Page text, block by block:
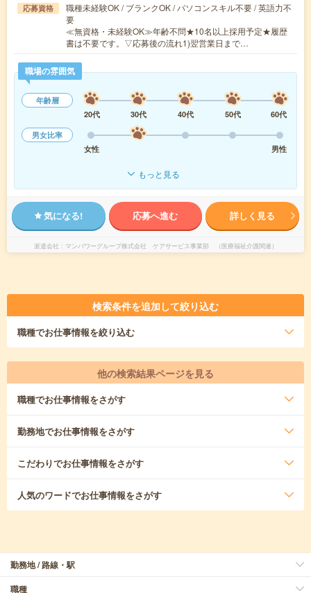
応募資格
職種未経験OK / ブランクOK / パソコンスキル不要 / 英語力不
要
≪無資格・未経験OK≫年齢不問★10名以上採用予定★履歴
書は不要です。▽応募後の流れ1)翌営業日まで…
職場の雰囲気
年齢層
20代
30代 40代 50代
60代
男女比率
女性
男性
もっと見る
気になる! 応募へ進む 詳しく見る
派遣会社 マンパワーグループ株式会社 ケアサービス事業部 （医療福祉介護関連）
検索条件を追加して絞り込む
職種でお仕事情報を絞り込む
他の検索結果ページを見る
職種でお仕事情報をさがす
勤務地でお仕事情報をさがす
こだわりでお仕事情報をさがす
人気のワードでお仕事情報をさがす
勤務地 / 路線・駅
職種